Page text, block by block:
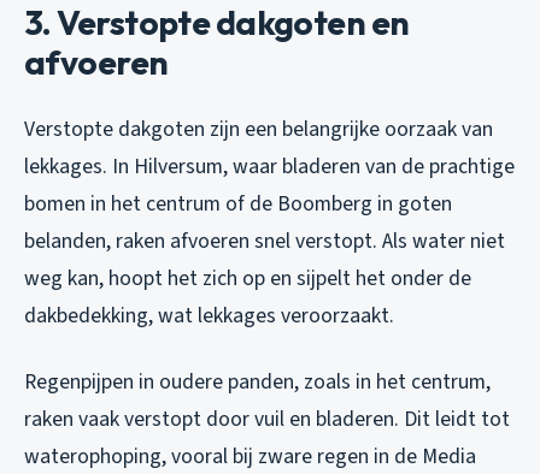
3. Verstopte dakgoten en
afvoeren
Verstopte dakgoten zijn een belangrijke oorzaak van
lekkages. In Hilversum, waar bladeren van de prachtige
bomen in het centrum of de Boomberg in goten
belanden, raken afvoeren snel verstopt. Als water niet
weg kan, hoopt het zich op en sijpelt het onder de
dakbedekking, wat lekkages veroorzaakt.
Regenpijpen in oudere panden, zoals in het centrum,
raken vaak verstopt door vuil en bladeren. Dit leidt tot
waterophoping, vooral bij zware regen in de Media